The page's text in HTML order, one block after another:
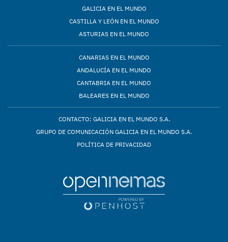
GALICIA EN EL MUNDO
CASTILLA Y LEÓN EN EL MUNDO
ASTURIAS EN EL MUNDO
CANARIAS EN EL MUNDO
ANDALUCÍA EN EL MUNDO
CANTABRIA EN EL MUNDO
BALEARES EN EL MUNDO
CONTACTO: GALICIA EN EL MUNDO S.A.
GRUPO DE COMUNICACIÓN GALICIA EN EL MUNDO S.A.
POLÍTICA DE PRIVACIDAD